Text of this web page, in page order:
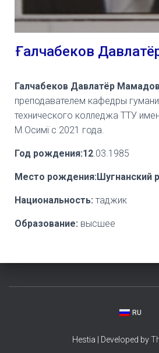
Ғалчабеков
Галчабеков Давлатёр
преподавателем кафедры
технического колледжа ТТУ
М.Осимї с 2021 года.
Год рождения:12.03.1985
Место рождения:Шугнанский
Национальность: таджик
Образование: высшее
RU
Hestia | Developed by